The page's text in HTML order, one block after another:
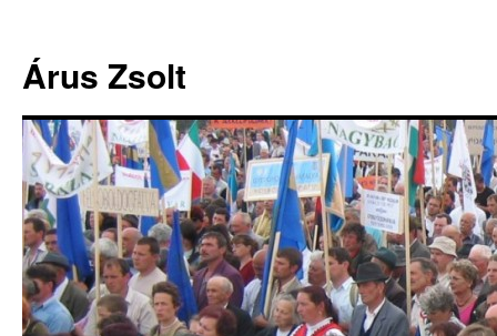
Árus Zsolt